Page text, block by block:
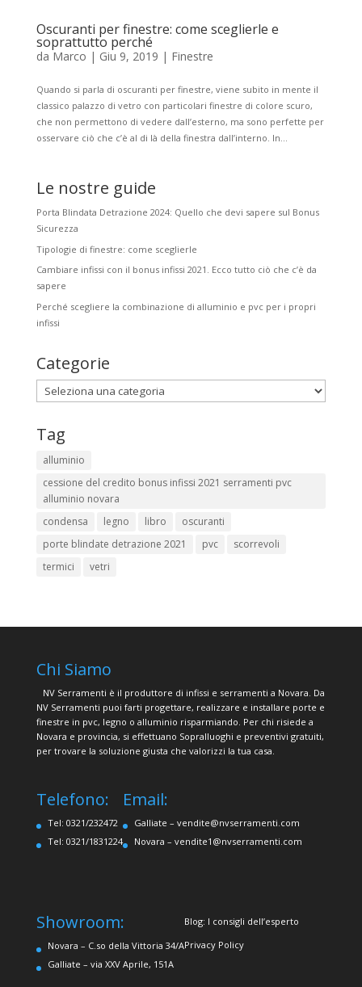
Oscuranti per finestre: come sceglierle e
soprattutto perché
da Marco | Giu 9, 2019 | Finestre
Quando si parla di oscuranti per finestre, viene subito in mente il
classico palazzo di vetro con particolari finestre di colore scuro,
che non permettono di vedere dall’esterno, ma sono perfette per
osservare ciò che c’è al di là della finestra dall’interno. In...
Le nostre guide
Porta Blindata Detrazione 2024: Quello che devi sapere sul Bonus
Sicurezza
Tipologie di finestre: come sceglierle
Cambiare infissi con il bonus infissi 2021. Ecco tutto ciò che c’è da
sapere
Perché scegliere la combinazione di alluminio e pvc per i propri
infissi
Categorie
Categorie
Tag
alluminio
cessione del credito bonus infissi 2021 serramenti pvc
alluminio novara
condensa
legno libro
oscuranti
porte blindate detrazione 2021
pvc
scorrevoli
termici
vetri
Chi Siamo
NV Serramenti è il produttore di infissi e serramenti a Novara. Da
NV Serramenti puoi farti progettare, realizzare e installare porte e
finestre in pvc, legno o alluminio risparmiando. Per chi risiede a
Novara e provincia, si effettuano Sopralluoghi e preventivi gratuiti,
per trovare la soluzione giusta che valorizzi la tua casa.
Telefono:
Tel: 0321/232472
Tel: 0321/1831224
Email:
Galliate – vendite@nvserramenti.com
Novara – vendite1@nvserramenti.com
Showroom:
Novara – C.so della Vittoria 34/A
Galliate – via XXV Aprile, 151A
Blog: I consigli dell’esperto
Privacy Policy